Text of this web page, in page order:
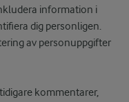
information i
dig personligen.
av personuppgifter
kommentarer,